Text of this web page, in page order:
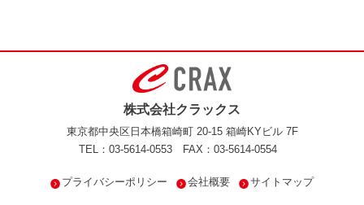
株式会社クラックス
東京都中央区日本橋箱崎町 20-15 箱崎KYビル 7F
TEL：03-5614-0553
FAX：03-5614-0554
プライバシーポリシー 会社概要 サイトマップ